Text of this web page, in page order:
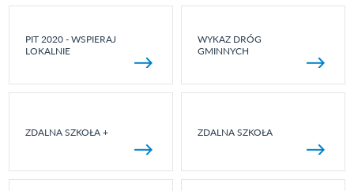
PIT 2020 - WSPIERAJ
LOKALNIE
WYKAZ DRÓG
GMINNYCH
ZDALNA SZKOŁA + ZDALNA SZKOŁA